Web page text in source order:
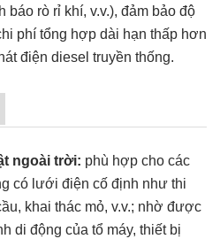
báo rò rỉ khí, v.v.), đảm bảo độ
phí tổng hợp dài hạn thấp hơn
điện diesel truyền thống.
ngoài trời: phù hợp cho các
có lưới điện cố định như thi
khai thác mỏ, v.v.; nhờ được
di động của tổ máy, thiết bị